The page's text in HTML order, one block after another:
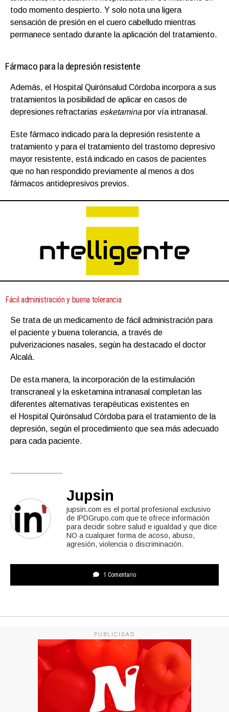
todo momento despierto. Y solo nota una ligera
sensación de presión en el cuero cabelludo mientras
permanece sentado durante la aplicación del tratamiento.
Fármaco para la depresión resistente
Además, el Hospital Quirónsalud Córdoba incorpora a sus
tratamientos la posibilidad de aplicar en casos de
depresiones refractarias esketaminapor vía intranasal.
Este fármaco indicado para la depresión resistente a
tratamiento y para el tratamiento del trastorno depresivo
mayor resistente, está indicado en casos de pacientes
que no han respondido previamente al menos a dos
fármacos antidepresivos previos.
Fácil administración y buena tolerancia
Se trata de un medicamento de fácil administración para
el paciente y buena tolerancia, a través de
pulverizaciones nasales, según ha destacado el doctor
Alcalá.
De esta manera, la incorporación de la estimulación
transcraneal y la esketamina intranasal completan las
diferentes alternativas terapéuticas existentes en
el Hospital Quirónsalud Córdoba para el tratamiento de la
depresión, según el procedimiento que sea más adecuado
para cada paciente.
Jupsin
jupsin.com es el portal profesional exclusivo
de IPDGrupo.com que te ofrece información
para decidir sobre salud e igualdad y que dice
NO a cualquier forma de acoso, abuso,
agresión, violencia o discriminación.
1 Comentario
PUBLICIDAD